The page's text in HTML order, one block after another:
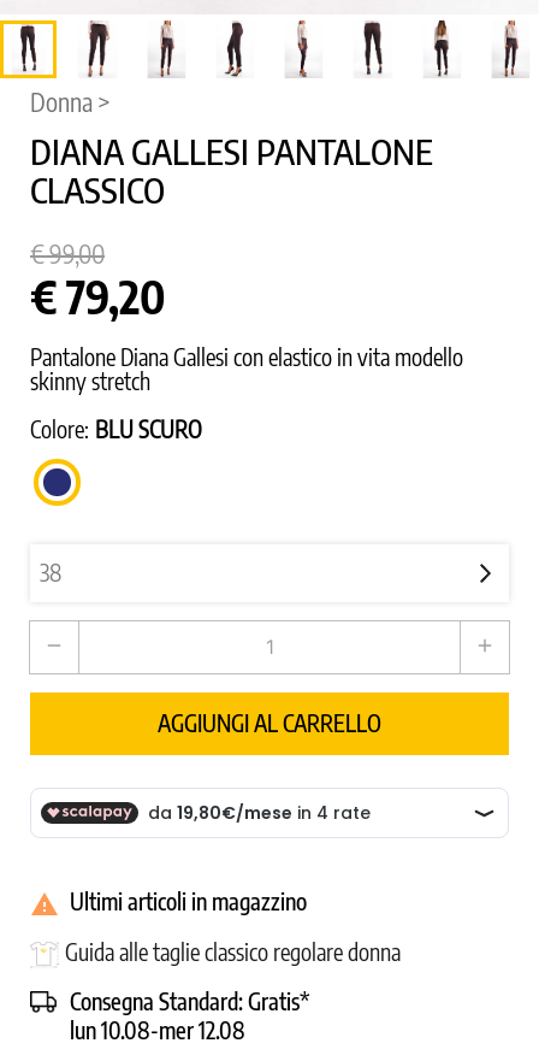
Donna >
DIANA GALLESI PANTALONE
CLASSICO
€ 99,00
€ 79,20
Pantalone Diana Gallesi con elastico in vita modello
skinny stretch
Colore: BLU SCURO
BLU
SCURO
remove add
AGGIUNGI AL CARRELLO
 Ultimi articoli in magazzino
Guida alle taglie classico regolare donna
Consegna Standard:Gratis*
lun 10.08-mer 12.08